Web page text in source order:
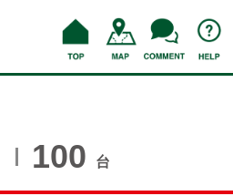
100 台